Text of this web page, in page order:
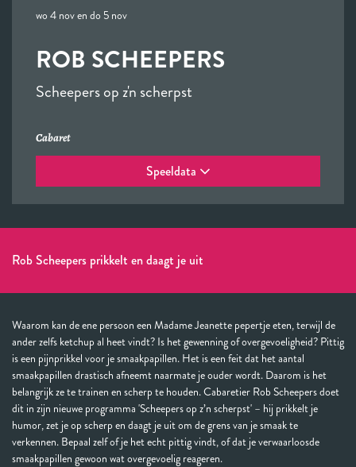
ROB SCHEEPERS
Scheepers op z'n scherpst
wo 4 noven do 5 nov
Cabaret
Speeldata
Rob Scheepers prikkelt en daagt je uit
Waarom kan de ene persoon een Madame Jeanette pepertje eten, terwijl de
ander zelfs ketchup al heet vindt? Is het gewenning of overgevoeligheid? Pittig
is een pijnprikkel voor je smaakpapillen. Het is een feit dat het aantal
smaakpapillen drastisch afneemt naarmate je ouder wordt. Daarom is het
belangrijk ze te trainen en scherp te houden. Cabaretier Rob Scheepers doet
dit in zijn nieuwe programma 'Scheepers op z’n scherpst' – hij prikkelt je
humor, zet je op scherp en daagt je uit om de grens van je smaak te
verkennen. Bepaal zelf of je het echt pittig vindt, of dat je verwaarloosde
smaakpapillen gewoon wat overgevoelig reageren.